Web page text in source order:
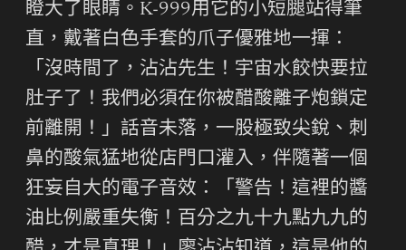
瞪大了眼睛。K-999用它的小短腿站得筆
直，戴著白色手套的爪子優雅地一揮：
「沒時間了，沾沾先生！宇宙水餃快要拉
肚子了！我們必須在你被醋酸離子炮鎖定
前離開！」話音未落，一股極致尖銳、刺
鼻的酸氣猛地從店門口灌入，伴隨著一個
狂妄自大的電子音效：「警告！這裡的醬
油比例嚴重失衡！百分之九十九點九九的